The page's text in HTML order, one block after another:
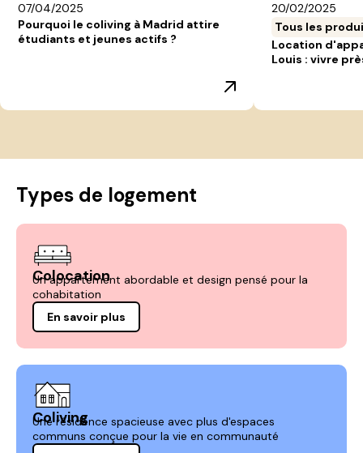
07/04/2025
Pourquoi le coliving à Madrid attire
étudiants et jeunes actifs ?
20/02/2025
Tous les
Location
Louis : vivre
Types de logement
Colocation
Un appartement abordable et design pensé pour la
cohabitation
En savoir plus
Coliving
Une résidence spacieuse avec plus d'espaces
communs conçue pour la vie en communauté